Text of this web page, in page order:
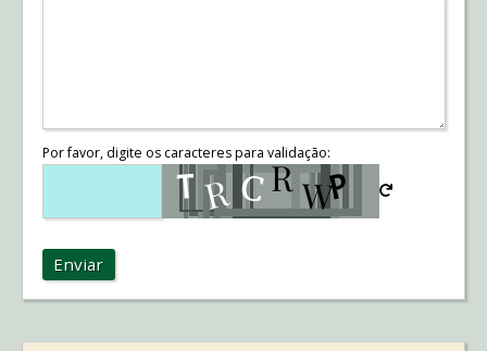
Por favor, digite os caracteres para validação:
Enviar